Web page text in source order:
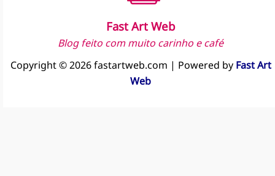
Fast Art Web
Blog feito com muito carinho e café
Copyright © 2026 fastartweb.com | Powered by Fast Art
Web